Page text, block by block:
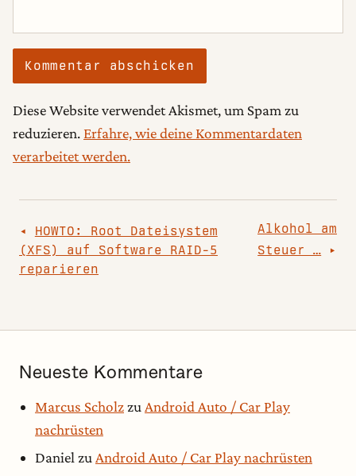
Diese Website verwendet Akismet, um Spam zu
reduzieren. Erfahre, wie deine Kommentardaten
verarbeitet werden.
Beitragsnavigation
HOWTO: Root Dateisystem
(XFS) auf Software RAID-5
reparieren
Alkohol am
Steuer …
Neueste Kommentare
Marcus Scholzzu Android Auto / Car Play
nachrüsten
Daniel zu Android Auto / Car Play nachrüsten